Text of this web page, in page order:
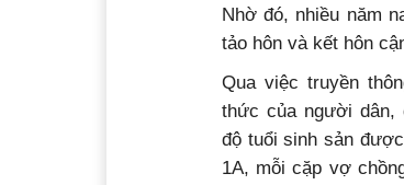
Nhờ đó, nhiều năm
tảo hôn và kết hôn
Qua việc truyền
thức của người dân,
độ tuổi sinh sản
1A, mỗi cặp vợ